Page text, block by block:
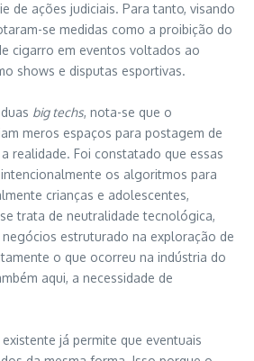
de ações judiciais. Para tanto, visando
se medidas como a proibição do
cigarro em eventos voltados ao
shows e disputas esportivas.
big techs, nota-se que o
meros espaços para postagem de
realidade. Foi constatado que essas
os algoritmos para
crianças e adolescentes,
trata de neutralidade tecnológica,
estruturado na exploração de
o que ocorreu na indústria do
aqui, a necessidade de
já permite que eventuais